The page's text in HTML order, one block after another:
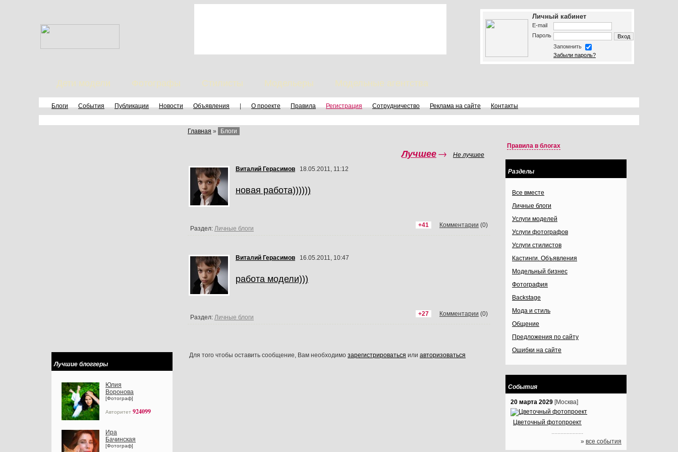
Личный кабинет
E-mail
Пароль
Запомнить
Забыли пароль?
Дети модели Фотографы Стилисты Модельеры Модельные агентства
Блоги События Публикации Новости Объявления | О проекте Правила Регистрация Сотрудничество Реклама на сайте Контакты
Лучшие блоггеры
Юлия
Воронова
[Фотограф]
Авторитет 924099
Ира
Бачинская
[Фотограф]
Главная » Блоги
Лучшее→ Не лучшее
Виталий Герасимов 18.05.2011, 11:12
новая работа))))))
+41 Комментарии (0)
Раздел: Личные блоги
Виталий Герасимов 16.05.2011, 10:47
работа модели)))
+27 Комментарии (0)
Раздел: Личные блоги
Для того чтобы оставить сообщение, Вам необходимо зарегистрироваться или авторизоваться
Правила в блогах
Разделы
Все вместе
Личные блоги
Услуги моделей
Услуги фотографов
Услуги стилистов
Кастинги. Объявления
Модельный бизнес
Фотография
Backstage
Мода и стиль
Общение
Предложения по сайту
Ошибки на сайте
События
20 марта 2029 [Москва]
Цветочный фотопроект
.....................
» все события